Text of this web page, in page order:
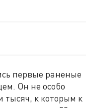
первые раненые
Он не особо
тысяч, к которым к